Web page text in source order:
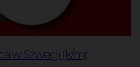
w Szwecji (k/m)